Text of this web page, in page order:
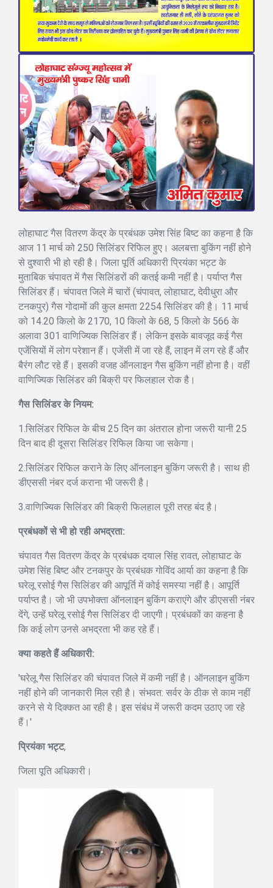
लोहाघाट गैस वितरण केंद्र के प्रबंधक उमेश सिंह बिष्ट का कहना है कि
आज 11 मार्च को 250 सिलिंडर रिफिल हुए। अलबत्ता बुकिंग नहीं होने
से दुश्वारी भी हो रही है। जिला पूर्ति अधिकारी प्रियंका भट्ट के
मुताबिक चंपावत में गैस सिलिंडरों की कतई कमी नहीं है। पर्याप्त गैस
सिलिंडर हैं। चंपावत जिले में चारों (चंपावत, लोहाघाट, देवीधुरा और
टनकपुर) गैस गोदामों की कुल क्षमता 2254 सिलिंडर की है। 11 मार्च
को 14.20 किलो के 2170, 10 किलो के 68, 5 किलो के 566 के
अलावा 301 वाणिज्यिक सिलिंडर हैं। लेकिन इसके बावजूद कई गैस
एजेंसियों में लोग परेशान हैं। एजेंसी में जा रहे हैं, लाइन में लग रहे हैं और
बैरंग लौट रहे हैं। इसकी वजह ऑनलाइन गैस बुकिंग नहीं होना है। वहीं
वाणिज्यिक सिलिंडर की बिक्री पर फिलहाल रोक है।
गैस सिलिंडर के नियम:
1.सिलिंडर रिफिल के बीच 25 दिन का अंतराल होना जरूरी यानी 25
दिन बाद ही दूसरा सिलिंडर रिफिल किया जा सकेगा।
2.सिलिंडर रिफिल कराने के लिए ऑनलाइन बुकिंग जरूरी है। साथ ही
डीएससी नंबर दर्ज कराना भी जरूरी है।
3.वाणिज्यिक सिलिंडर की बिक्री फिलहाल पूरी तरह बंद है।
प्रबंधकों से भी हो रही अभद्रता:
चंपावत गैस वितरण केंद्र के प्रबंधक दयाल सिंह रावत, लोहाघाट के
उमेश सिंह बिष्ट और टनकपुर के प्रबंधक गोविंद आर्या का कहना है कि
घरेलू रसोई गैस सिलिंडर की आपूर्ति में कोई समस्या नहीं है। आपूर्ति
पर्याप्त है। जो भी उपभोक्ता ऑनलाइन बुकिंग कराएंगे और डीएससी नंबर
देंगे, उन्हें घरेलू रसोई गैस सिलिंडर दी जाएगी। प्रबंधकों का कहना है
कि कई लोग उनसे अभद्रता भी कह रहे हैं।
क्या कहते हैं अधिकारी:
'घरेलू गैस सिलिंडर की चंपावत जिले में कमी नहीं है। ऑनलाइन बुकिंग
नहीं होने की जानकारी मिल रही है। संभवत: सर्वर के ठीक से काम नहीं
करने से ये दिक्कत आ रही है। इस संबंध में जरूरी कदम उठाए जा रहे
हैं।'
प्रियंका भट्ट,
जिला पूति अधिकारी।